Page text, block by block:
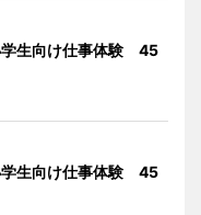
学生向け仕事体験 45
学生向け仕事体験 45